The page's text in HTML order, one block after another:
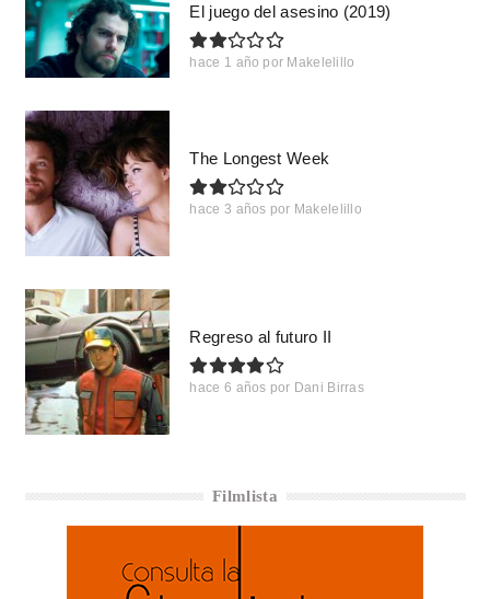
El juego del asesino (2019)
hace 1 año por Makelelillo
The Longest Week
hace 3 años por Makelelillo
Regreso al futuro II
hace 6 años por Dani Birras
Filmlista